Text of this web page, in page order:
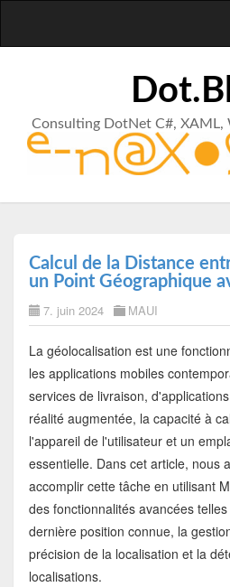
Consulting DotNet C#, XAML,
Calcul de la Distance
un Point Géographique
7. juin 2024 MAUI
La géolocalisation est une
les applications mobiles
services de livraison,
réalité augmentée, la capacité à
l'appareil de l'utilisateur et un
essentielle. Dans cet article, nous
accomplir cette tâche en utilisant
des fonctionnalités avancées
dernière position connue, la
précision de la localisation et la
localisations.